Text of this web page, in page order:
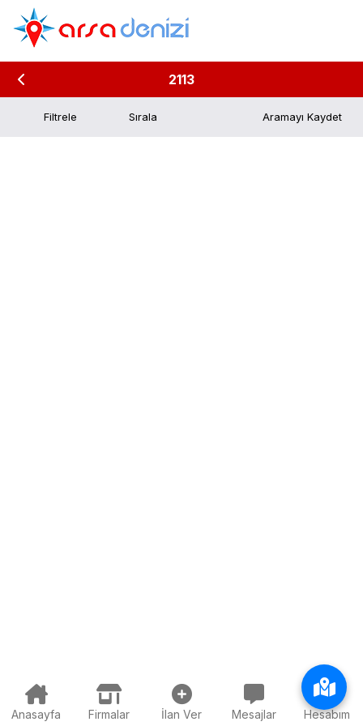
2113
Filtrele Aramayı Kaydet
Anasayfa Firmalar İlan Ver Mesajlar Hesabım